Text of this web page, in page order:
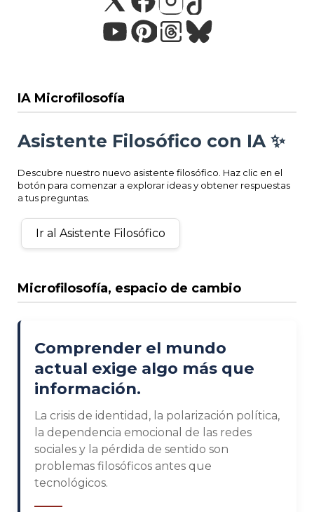
IA Microfilosofía
Asistente Filosófico con IA ✨
Descubre nuestro nuevo asistente filosófico. Haz clic en el
botón para comenzar a explorar ideas y obtener respuestas
a tus preguntas.
Ir al Asistente Filosófico
Microfilosofía, espacio de cambio
Comprender el mundo
actual exige algo más que
información.
La crisis de identidad, la polarización política,
la dependencia emocional de las redes
sociales y la pérdida de sentido son
problemas filosóficos antes que
tecnológicos.